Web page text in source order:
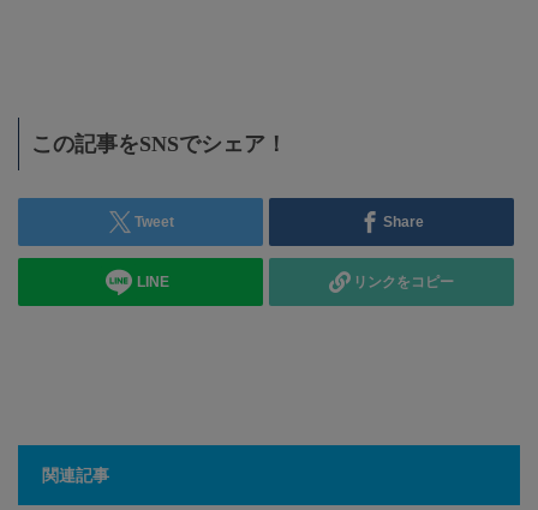
この記事をSNSでシェア！
Tweet Share
LINE リンクをコピー
関連記事